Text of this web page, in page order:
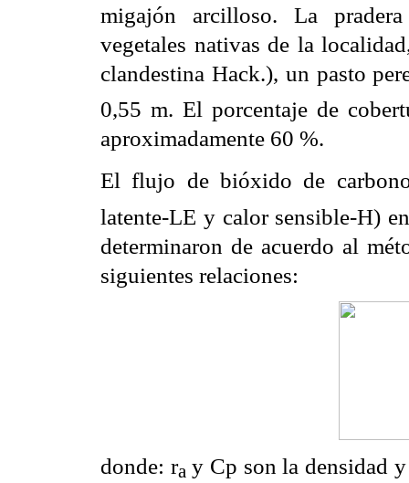
migajón arcilloso. La
vegetales nativas de la
clandestina Hack.), un pasto
0,55 m. El porcentaje de
aproximadamente 60 %.
El flujo de bióxido de
latente-LE y calor sensible-H)
determinaron de acuerdo al
siguientes relaciones:
donde: ra y Cp son la densidad